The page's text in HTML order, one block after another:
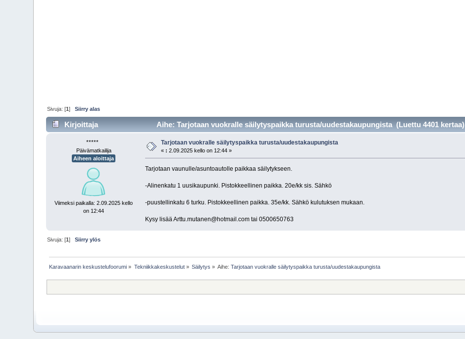
Sivuja: [1]Siirry alas
Kirjoittaja Aihe: Tarjotaan vuokralle säilytyspaikka turusta/uudestakaupungista (Luettu 4401 kertaa)
*****
Päivämatkailija
Aiheen aloittaja
Viimeksi paikalla: 2.09.2025 kello
on 12:44
Tarjotaan vuokralle säilytyspaikka turusta/uudestakaupungista
« : 2.09.2025 kello on 12:44 »
Tarjotaan vaunulle/asuntoautolle paikkaa säilytykseen.
-Alinenkatu 1 uusikaupunki. Pistokkeellinen paikka. 20e/kk sis. Sähkö
-puustellinkatu 6 turku. Pistokkeellinen paikka. 35e/kk. Sähkö kulutuksen mukaan.
Kysy lisää Arttu.mutanen@hotmail.com tai 0500650763
Sivuja: [1]Siirry ylös
Karavaanarin keskustelufoorumi » Tekniikkakeskustelut» Säilytys » Aihe:Tarjotaan vuokralle säilytyspaikka turusta/uudestakaupungista